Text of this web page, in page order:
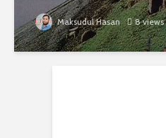
Maksudul Hasan 8 views